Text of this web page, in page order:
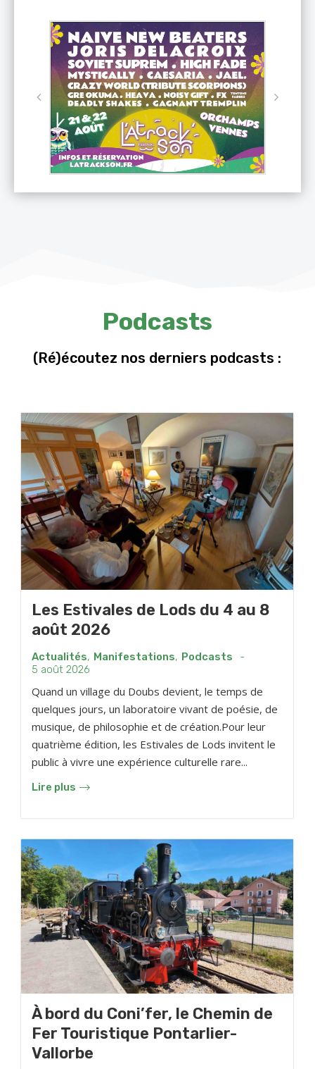
Podcasts
(Ré)écoutez nos derniers podcasts :
Les Estivales de Lods du 4 au 8
août 2026
Actualités, Manifestations, Podcasts
-
5 août 2026
Quand un village du Doubs devient, le temps de
quelques jours, un laboratoire vivant de poésie, de
musique, de philosophie et de création.Pour leur
quatrième édition, les Estivales de Lods invitent le
public à vivre une expérience culturelle rare...
Lire plus
À bord du Coni’fer, le Chemin de
Fer Touristique Pontarlier-
Vallorbe